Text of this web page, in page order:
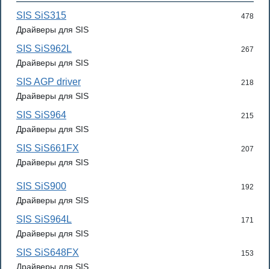
SIS SiS315 478
Драйверы для SIS
SIS SiS962L 267
Драйверы для SIS
SIS AGP driver 218
Драйверы для SIS
SIS SiS964 215
Драйверы для SIS
SIS SiS661FX 207
Драйверы для SIS
SIS SiS900 192
Драйверы для SIS
SIS SiS964L 171
Драйверы для SIS
SIS SiS648FX 153
Драйверы для SIS